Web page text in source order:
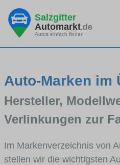
Salzgitter
Automarkt.de
Autos einfach finden
Auto-Marken im
Hersteller,
Verlinkungen zur
Im Markenverzeichnis von
stellen wir die wichtigsten